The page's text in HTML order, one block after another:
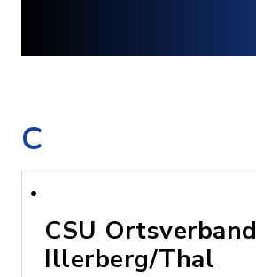
C
CSU Ortsverband
Illerberg/Thal